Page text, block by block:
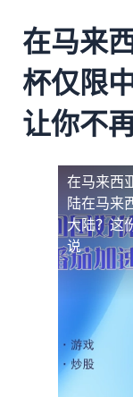
在马来
杯仅限
让你不
在马来西
陆在马来
大陆？这
说